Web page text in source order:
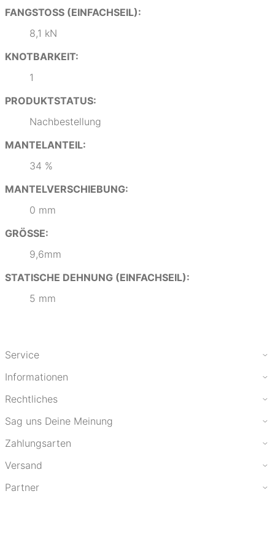
FANGSTOSS (EINFACHSEIL):
8,1 kN
KNOTBARKEIT:
1
PRODUKTSTATUS:
Nachbestellung
MANTELANTEIL:
34 %
MANTELVERSCHIEBUNG:
0 mm
GRÖSSE:
9,6mm
STATISCHE DEHNUNG (EINFACHSEIL):
5 mm
Service
Informationen
Rechtliches
Sag uns Deine Meinung
Zahlungsarten
Versand
Partner